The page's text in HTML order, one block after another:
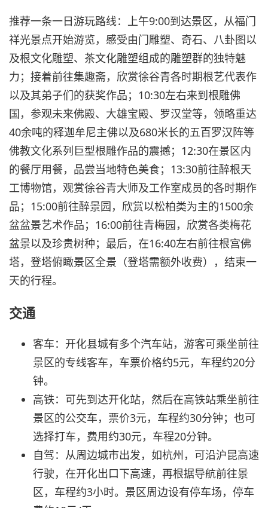
推荐一条一日游玩路线：上午9:00到达景区，从福门
祥光景点开始游览，感受由门雕塑、奇石、八卦图以
及根文化雕塑、茶文化雕塑组成的雕塑群的独特魅
力；接着前往集趣斋，欣赏徐谷青各时期根艺代表作
以及其弟子们的获奖作品；10:30左右来到根雕佛
国，参观未来佛殿、大雄宝殿、罗汉堂等，领略重达
40余吨的释迦牟尼主佛以及680米长的五百罗汉阵等
佛教文化系列巨型根雕作品的震撼；12:30在景区内
的餐厅用餐，品尝当地特色美食；13:30前往醉根天
工博物馆，观赏徐谷青大师及工作室成员的各时期作
品；15:00前往醉景园，欣赏以松柏类为主的1500余
盆盆景艺术作品；16:00前往青梅园，欣赏各类梅花
盆景以及珍贵树种；最后，在16:40左右前往根宫佛
塔，登塔俯瞰景区全景（登塔需额外收费），结束一
天的行程。
交通
客车：开化县城有多个汽车站，游客可乘坐前往
景区的专线客车，车票价格约5元，车程约20分
钟。
高铁：可先到达开化站，然后在高铁站乘坐前往
景区的公交车，票价3元，车程约30分钟；也可
选择打车，费用约30元，车程20分钟。
自驾：从周边城市出发，如杭州，可沿沪昆高速
行驶，在开化出口下高速，再根据导航前往景
区，车程约3小时。景区周边设有停车场，停车